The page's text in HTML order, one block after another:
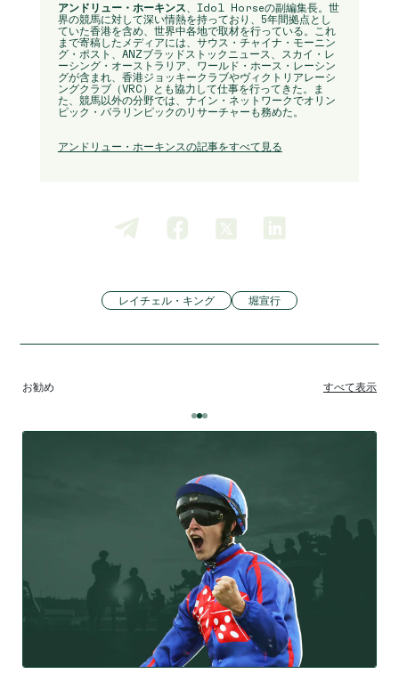
アンドリュー・ホーキンス 、Idol Horseの副編集長。世
界の競馬に対して深い情熱を持っており、5年間拠点とし
ていた香港を含め、世界中各地で取材を行っている。これ
まで寄稿したメディアには、サウス・チャイナ・モーニン
グ・ポスト、ANZブラッドストックニュース、スカイ・レ
ーシング・オーストラリア、ワールド・ホース・レーシン
グが含まれ、香港ジョッキークラブやヴィクトリアレーシ
ングクラブ（VRC）とも協力して仕事を行ってきた。ま
た、競馬以外の分野では、ナイン・ネットワークでオリン
ピック・パラリンピックのリサーチャーも務めた。
アンドリュー・ホーキンスの記事をすべて見る
レイチェル・キング 堀宣行
お勧め すべて表示